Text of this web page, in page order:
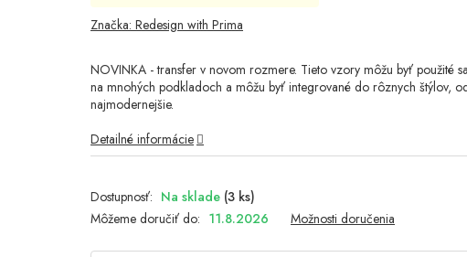
Na sklade (3 ks)
Môžeme doručiť do: 11.8.2026 Možnosti doručenia
NOVINKA - transfer v novom rozmere. Tieto vzory môžu byť použité
na mnohých podkladoch a môžu byť integrované do rôznych štýlov,
najmodernejšie.
Detailné informácie
produktu
z
5
hviezdičiek.
Značka: Redesign with Prima